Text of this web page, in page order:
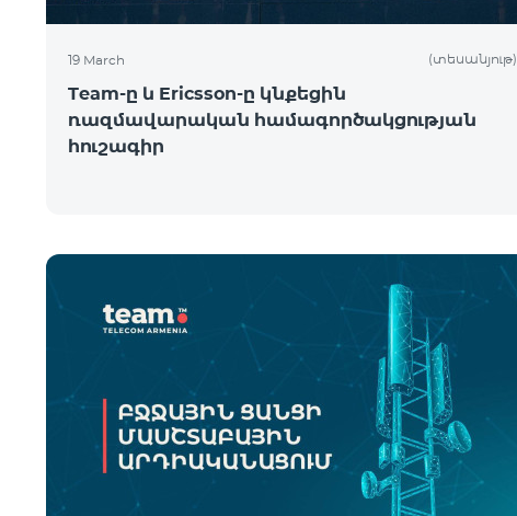
19 March (տեսանյութ)
Team-ը և Ericsson-ը կնքեցին
ռազմավարական համագործակցության
հուշագիր